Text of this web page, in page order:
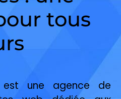
tous
une agence de